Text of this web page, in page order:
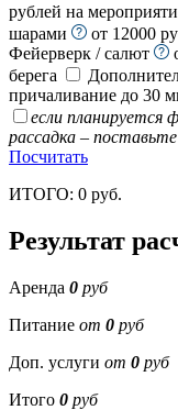
рублей на
шарами
от 12000
Фейерверк / салют
берега
причаливание до 30
если планируется
рассадка –
Посчитать
ИТОГО: 0 руб.
Результат
Аренда 0 руб
Питание от 0 руб
Доп. услуги от 0 руб
Итого 0 руб